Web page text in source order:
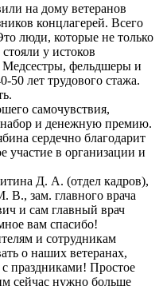
на дому ветеранов
концлагерей. Всего
люди, которые не только
у истоков
Медсестры, фельдшеры и
50 лет трудового стажа.
самочувствия,
и денежную премию.
сердечно благодарит
участие в организации и
Д. А. (отдел кадров),
зам. главного врача
и сам главный врач
вам спасибо!
и сотрудникам
о наших ветеранах,
с праздниками! Простое
сейчас нужно больше